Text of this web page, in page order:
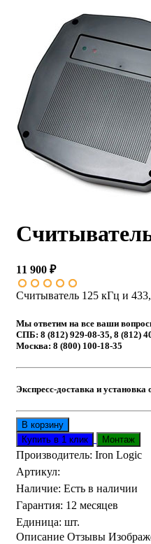
11 900 ₽
Считыватель 125 кГц и
Мы ответим на все ваши
СПБ: 8 (812) 929-08-35, 8 (812)
Москва: 8 (800) 100-18-35
Экспресс-доставка и установка
Производитель: Iron Logic
Артикул:
Наличие: Есть в наличии
Гарантия: 12 месяцев
Единица: шт.
Описание Отзывы